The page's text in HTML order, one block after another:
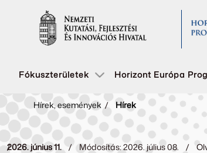
Fókuszterületek Horizont Európa
Hírek, események / Hírek
2026. június 11. Módosítás: 2026. július 08.